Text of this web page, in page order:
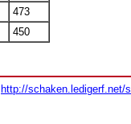
473
450
http://schaken.ledigerf.net/